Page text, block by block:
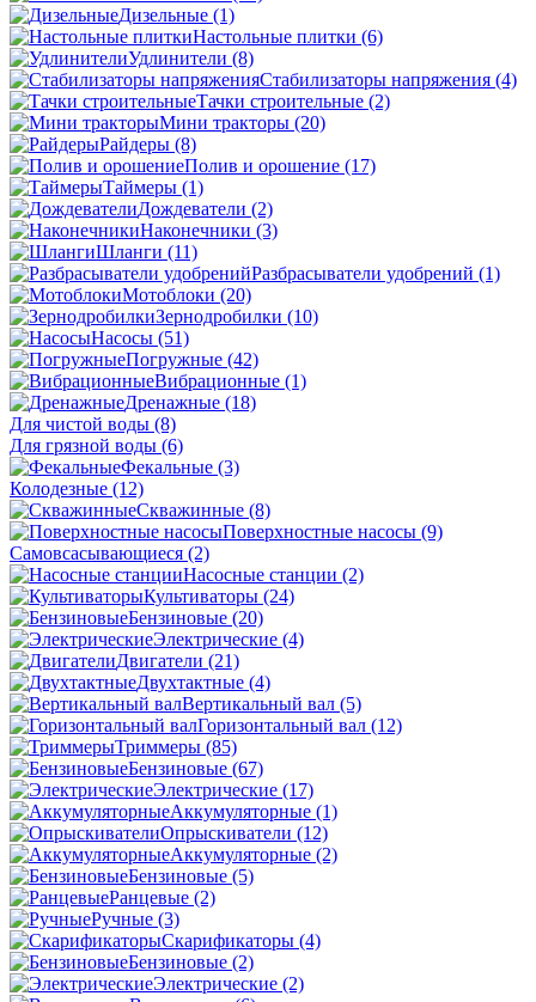
Дизельные (1)
Настольные плитки (6)
Удлинители (8)
Стабилизаторы напряжения (4)
Тачки строительные (2)
Мини тракторы (20)
Райдеры (8)
Полив и орошение (17)
Таймеры (1)
Дождеватели (2)
Наконечники (3)
Шланги (11)
Разбрасыватели удобрений (1)
Мотоблоки (20)
Зернодробилки (10)
Насосы (51)
Погружные (42)
Вибрационные (1)
Дренажные (18)
Для чистой воды (8)
Для грязной воды (6)
Фекальные (3)
Колодезные (12)
Скважинные (8)
Поверхностные насосы (9)
Самовсасывающиеся (2)
Насосные станции (2)
Культиваторы (24)
Бензиновые (20)
Электрические (4)
Двигатели (21)
Двухтактные (4)
Вертикальный вал (5)
Горизонтальный вал (12)
Триммеры (85)
Бензиновые (67)
Электрические (17)
Аккумуляторные (1)
Опрыскиватели (12)
Аккумуляторные (2)
Бензиновые (5)
Ранцевые (2)
Ручные (3)
Скарификаторы (4)
Бензиновые (2)
Электрические (2)